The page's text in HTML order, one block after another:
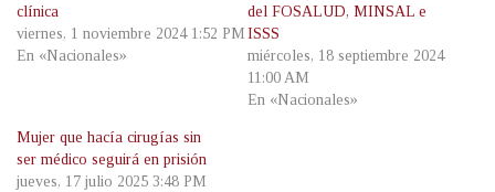
clínica
viernes, 1 noviembre 2024 1:52 PM
En «Nacionales»
del FOSALUD, MINSAL e
ISSS
miércoles, 18 septiembre 2024
11:00 AM
En «Nacionales»
Mujer que hacía cirugías sin
ser médico seguirá en prisión
jueves, 17 julio 2025 3:48 PM